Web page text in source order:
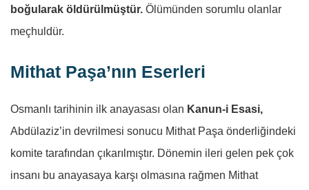
boğularak öldürülmüştür. Ölümünden sorumlu olanlar
meçhuldür.
Mithat Paşa’nın Eserleri
Osmanlı tarihinin ilk anayasası olan Kanun-i Esasi,
Abdülaziz’in devrilmesi sonucu Mithat Paşa önderliğindeki
komite tarafından çıkarılmıştır. Dönemin ileri gelen pek çok
insanı bu anayasaya karşı olmasına rağmen Mithat